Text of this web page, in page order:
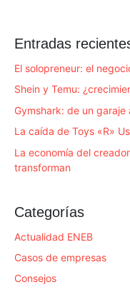
Entradas
El solopreneur: el
Shein y Temu:
Gymshark: de un garaje
La caída de Toys «R» Us
La economía del
transforman
Categorías
Actualidad ENEB
Casos de empresas
Consejos